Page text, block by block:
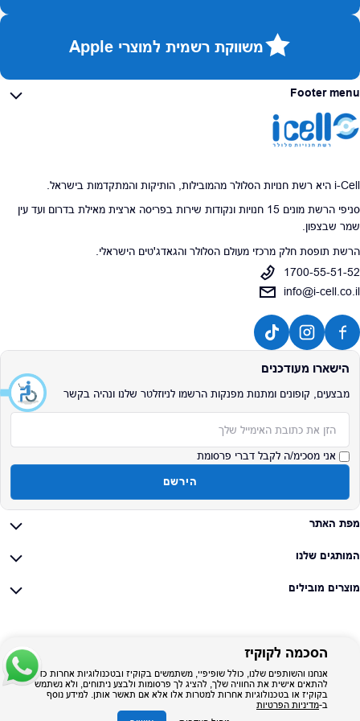
משווקת רשמית למוצרי Apple
Footer menu
i-Cell היא רשת חנויות הסלולר מהמובילות, הותיקות והמתקדמות בישראל.
סניפי הרשת מונים 15 חנויות ונקודות שירות בפריסה ארצית מאילת בדרום ועד עין
שמר שבצפון.
הרשת תופסת חלק מרכזי מעולם הסלולר והגאדג'טים הישראלי.
1700-55-51-52
info@i-cell.co.il
הישארו מעודכנים
מבצעים, קופונים ומתנות מפנקות הרשמו לניוזלטר שלנו ונהיה בקשר
אני מסכימ/ה לקבל דברי פרסומת
הירשם
מפת האתר
המותגים שלנו
מוצרים מובילים
הסכמה לקוקיז
אנחנו והשותפים שלנו, כולל שופיפיי, משתמשים בקוקיז ובטכנולוגיות אחרות כדי
להתאים אישית את החוויה שלך, להציג לך פרסומות ולבצע ניתוחים, ולא נשתמש
בקוקיז או בטכנולוגיות אחרות למטרות אלו אלא אם תאשר אותן. למידע נוסף
ב-מדיניות הפרטיות